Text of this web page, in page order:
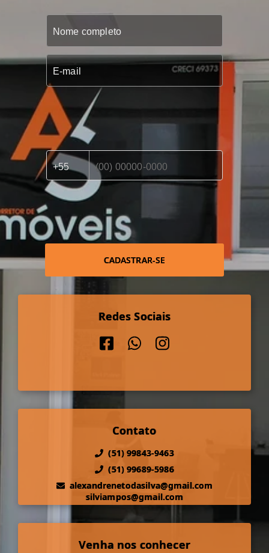
CADASTRAR-SE
Redes Sociais
Contato
(51) 99843-9463
(51) 99689-5986
alexandrenetodasilva@gmail.com
silviampos@gmail.com
Venha nos conhecer